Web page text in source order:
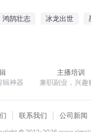
鸿鹄壮志 冰龙出世
辑神器
主播培训
兼职副业，兴趣
联系我们 公司新闻